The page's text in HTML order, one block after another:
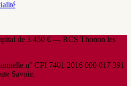
de 3 450 € — RCS Thonon les
n° CPI 7401 2016 000 017 391
Savoie.